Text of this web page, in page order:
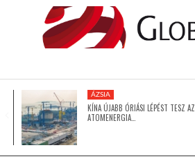
AFRIKA
ÁZSIA
ÁZSIA
KÍNA ÚJABB ÓRIÁSI LÉPÉST TESZ AZ
ATOMENERGIA…